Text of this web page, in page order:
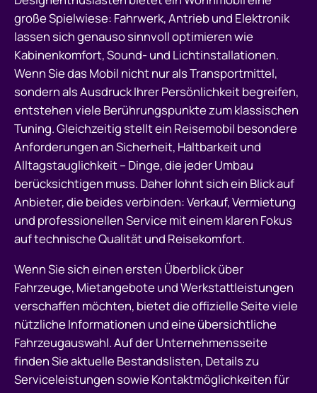
große Spielwiese: Fahrwerk, Antrieb und Elektronik
lassen sich genauso sinnvoll optimieren wie
Kabinenkomfort, Sound- und Lichtinstallationen.
Wenn Sie das Mobil nicht nur als Transportmittel,
sondern als Ausdruck Ihrer Persönlichkeit begreifen,
entstehen viele Berührungspunkte zum klassischen
Tuning. Gleichzeitig stellt ein Reisemobil besondere
Anforderungen an Sicherheit, Haltbarkeit und
Alltagstauglichkeit – Dinge, die jeder Umbau
berücksichtigen muss. Daher lohnt sich ein Blick auf
Anbieter, die beides verbinden: Verkauf, Vermietung
und professionellen Service mit einem klaren Fokus
auf technische Qualität und Reisekomfort.
Wenn Sie sich einen ersten Überblick über
Fahrzeuge, Mietangebote und Werkstattleistungen
verschaffen möchten, bietet die offizielle Seite viele
nützliche Informationen und eine übersichtliche
Fahrzeugauswahl. Auf der Unternehmensseite
finden Sie aktuelle Bestandslisten, Details zu
Serviceleistungen sowie Kontaktmöglichkeiten für